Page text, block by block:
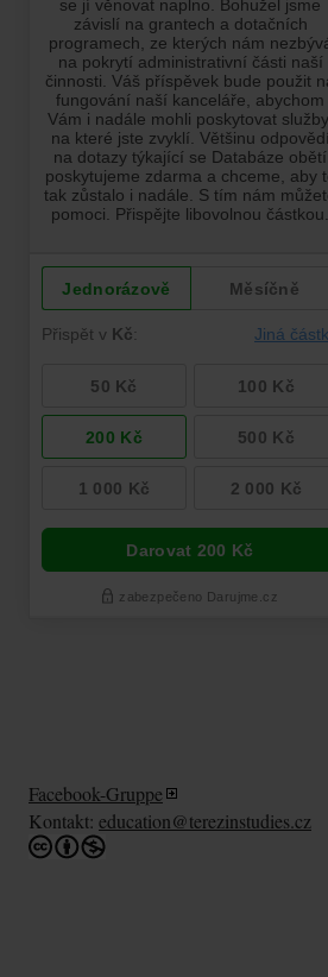
Facebook-Gruppe
Kontakt: education@terezinstudies.cz